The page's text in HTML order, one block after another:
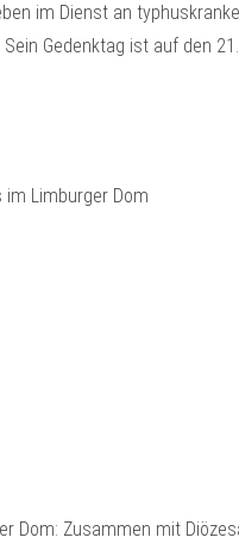
im Dienst an
Gedenktag ist auf den
Dom: Zusammen mit